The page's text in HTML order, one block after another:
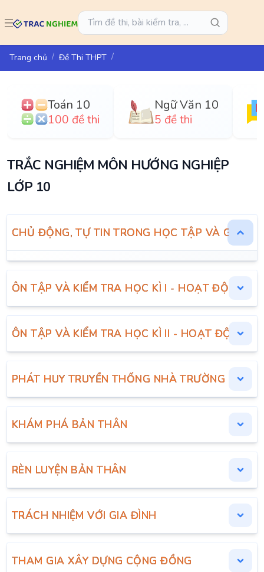
Trang chủ Đề Thi THPT
Toán 10
100 đề thi
Ngữ Văn 10
5 đề thi
TRẮC NGHIỆM MÔN HƯỚNG NGHIỆP
LỚP 10
CHỦ ĐỘNG, TỰ TIN TRONG HỌC TẬP VÀ GIAO
ÔN TẬP VÀ KIỂM TRA HỌC KÌ I - HOẠT ĐỘNG
ÔN TẬP VÀ KIỂM TRA HỌC KÌ II - HOẠT ĐỘNG
PHÁT HUY TRUYỀN THỐNG NHÀ TRƯỜNG
KHÁM PHÁ BẢN THÂN
RÈN LUYỆN BẢN THÂN
TRÁCH NHIỆM VỚI GIA ĐÌNH
THAM GIA XÂY DỰNG CỘNG ĐỒNG